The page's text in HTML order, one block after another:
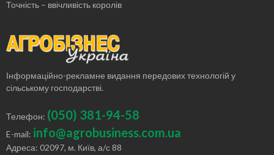
Точність – ввічливість королів
Інформаційно-рекламне видання передових технологій у
сільському господарстві.
Телефон: (050) 381-94-58
E-mail: info@agrobusiness.com.ua
Адреса: 02097, м. Київ, а/с 88